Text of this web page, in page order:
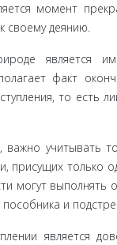
момент
своему деянию.
является
факт
то есть
важ­но учитывать
только
могут
и
является